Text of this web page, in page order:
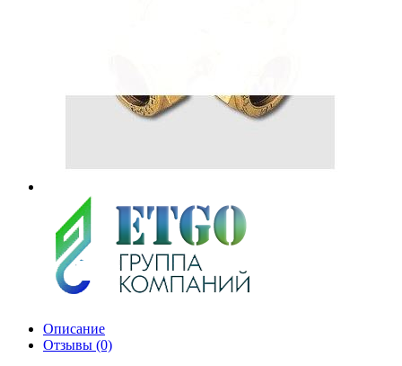
Описание
Отзывы (0)